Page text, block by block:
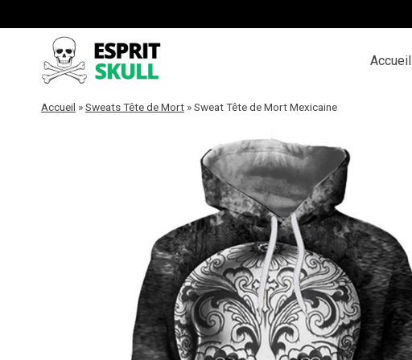
au
Accueil
Accueil »Sweats Tête de Mort »Sweat Tête de Mort Mexicaine